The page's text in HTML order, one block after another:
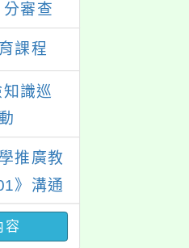
審查
改版
課程
知識巡
推廣教
》溝通
，歡迎
，以及
容